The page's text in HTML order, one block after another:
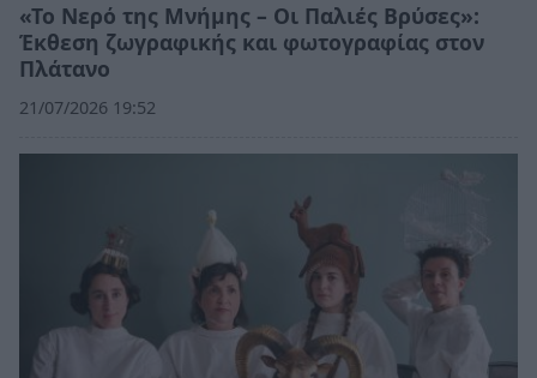
«Το Νερό της Μνήμης – Οι Παλιές Βρύσες»:
Έκθεση ζωγραφικής και φωτογραφίας στον
Πλάτανο
21/07/2026 19:52